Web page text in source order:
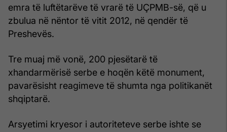
emra të luftëtarëve të vrarë të UÇPMB-së, që u
zbulua në nëntor të vitit 2012, në qendër të
Preshevës.
Tre muaj më vonë, 200 pjesëtarë të
xhandarmërisë serbe e hoqën këtë monument,
pavarësisht reagimeve të shumta nga politikanët
shqiptarë.
Arsyetimi kryesor i autoriteteve serbe ishte se